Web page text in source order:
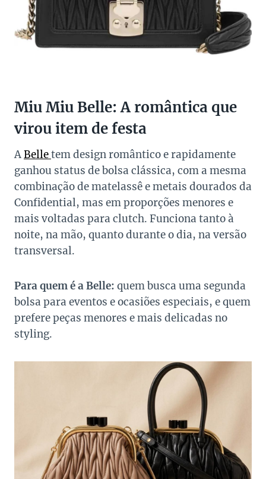
Miu Miu Belle: A romântica que
virou item de festa
ABelletem design romântico e rapidamente
ganhou status de bolsa clássica, com a mesma
combinação de matelassê e metais dourados da
Confidential, mas em proporções menores e
mais voltadas para clutch. Funciona tanto à
noite, na mão, quanto durante o dia, na versão
transversal.
Para quem é a Belle: quem busca uma segunda
bolsa para eventos e ocasiões especiais, e quem
prefere peças menores e mais delicadas no
styling.